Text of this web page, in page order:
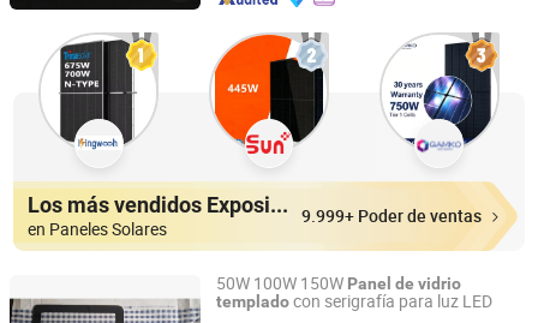
Los más vendidos Expositores
en Paneles Solares
9.999+ Poder de ventas
50W 100W 150W Panel de vidrio
templadocon serigrafía para luz LED
Jiangmen Bolipai Glass Products Co., Ltd.